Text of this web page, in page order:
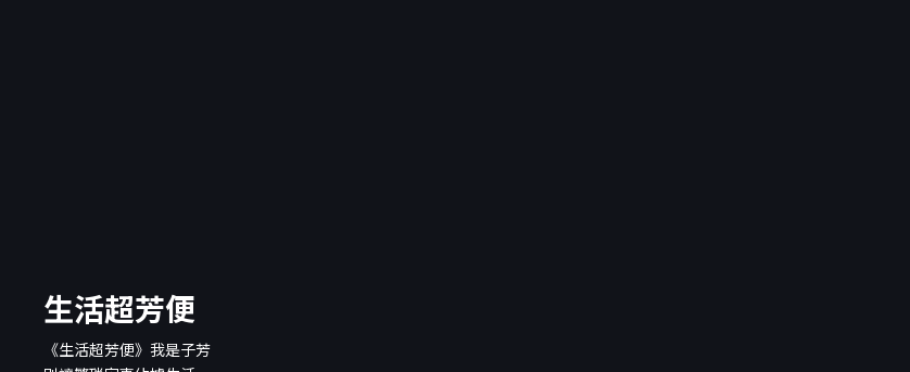
生活超芳便
《生活超芳便》我是子芳